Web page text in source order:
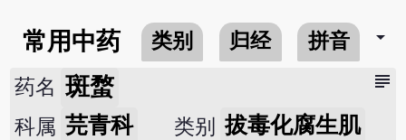
常用中药 类别 归经 拼音 arrow_drop_down
subject
药名 斑蝥
科属 芫青科 类别 拔毒化腐生肌